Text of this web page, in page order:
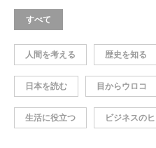
すべて
人間を考える 歴史を知る
日本を読む 目からウロコ
生活に役立つ ビジネスの